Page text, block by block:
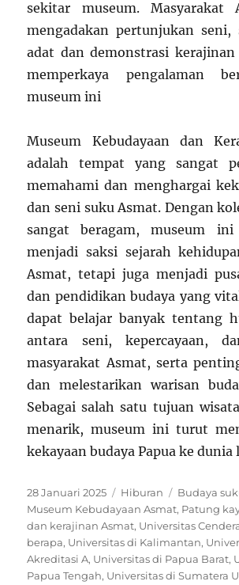
sekitar museum. Masyarakat
mengadakan pertunjukan
adat dan demonstrasi
memperkaya pengalaman
museum ini
Museum Kebudayaan dan
adalah tempat yang sangat
memahami dan menghargai
dan seni suku Asmat. Dengan
sangat beragam, museum
menjadi saksi sejarah
Asmat, tetapi juga menjadi
dan pendidikan budaya yang
dapat belajar banyak tentang
antara seni, kepercayaan,
masyarakat Asmat, serta
dan melestarikan warisan
Sebagai salah satu tujuan
menarik, museum ini turut
kekayaan budaya Papua ke dunia
Posted
on
28 Januari 2025 Categories
Hiburan Tags
Budaya
Museum Kebudayaan Asmat, Patung
dan kerajinan Asmat, Universitas
berapa, Universitas di Kalimantan,
Akreditasi A, Universitas di Papua Barat,
Papua Tengah, Universitas di Sumatera